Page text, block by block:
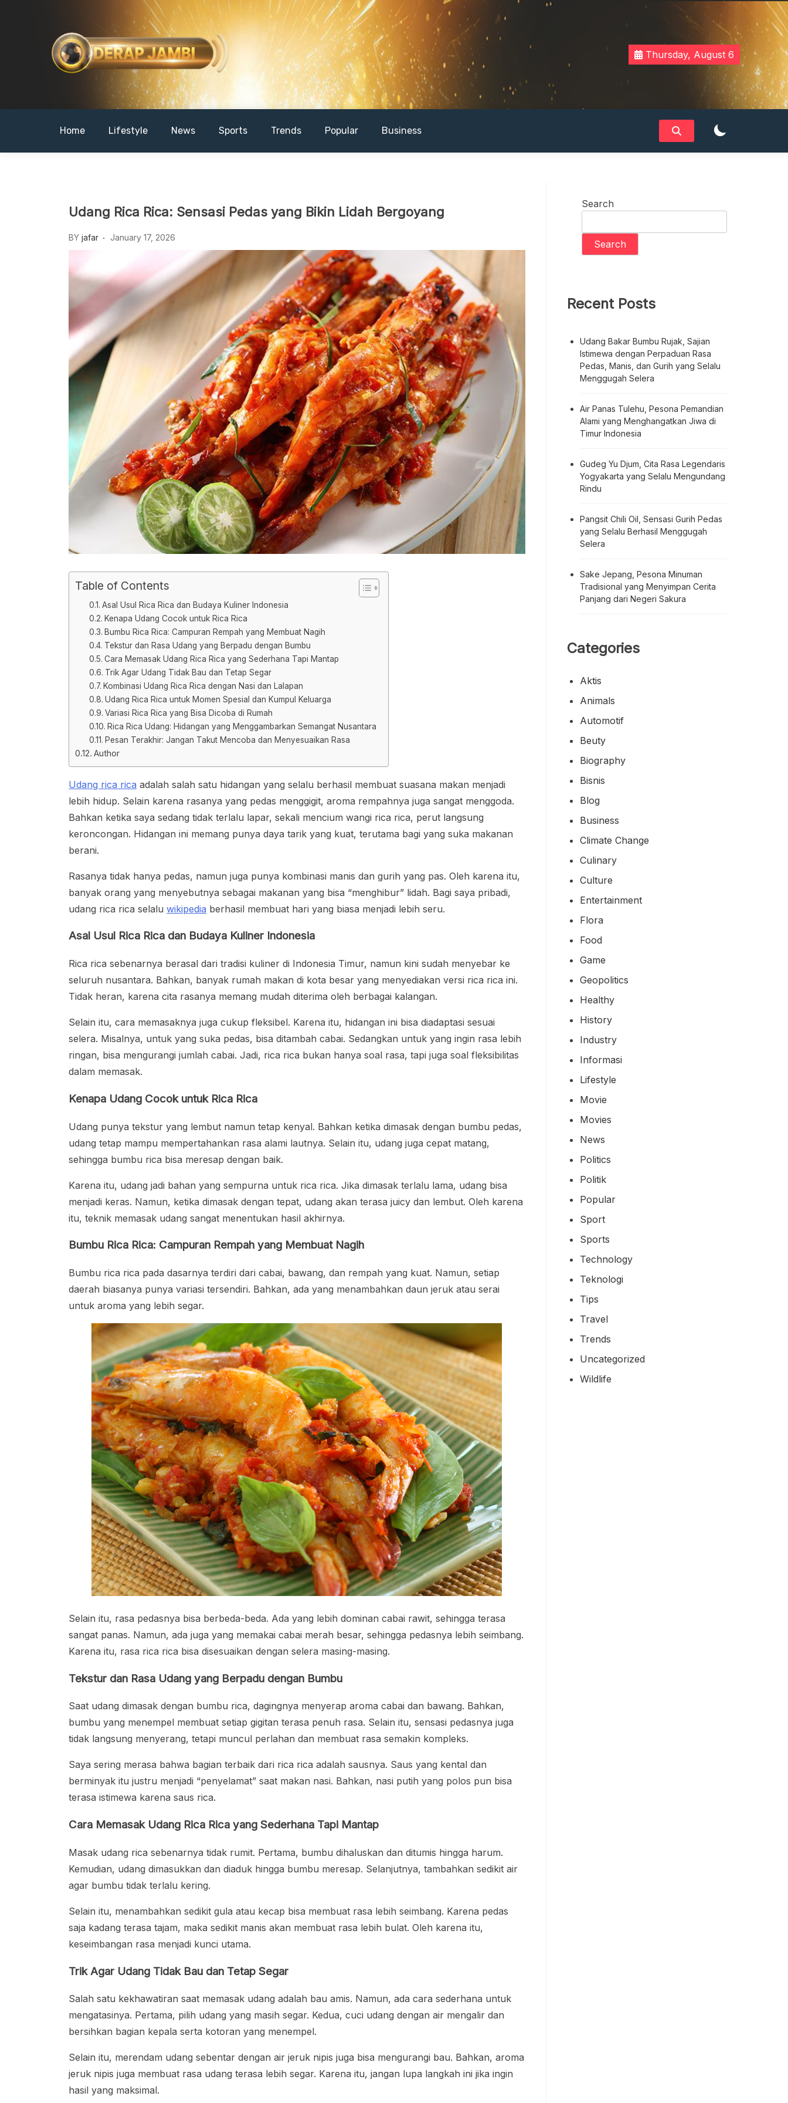
DERAPJAMBI
Thursday, August 6
Home Lifestyle News Sports Trends Popular Business
Udang Rica Rica: Sensasi Pedas yang Bikin Lidah Bergoyang
BY jafar January 17, 2026
Table of Contents
Asal Usul Rica Rica dan Budaya Kuliner Indonesia
Kenapa Udang Cocok untuk Rica Rica
Bumbu Rica Rica: Campuran Rempah yang Membuat Nagih
Tekstur dan Rasa Udang yang Berpadu dengan Bumbu
Cara Memasak Udang Rica Rica yang Sederhana Tapi Mantap
Trik Agar Udang Tidak Bau dan Tetap Segar
Kombinasi Udang Rica Rica dengan Nasi dan Lalapan
Udang Rica Rica untuk Momen Spesial dan Kumpul Keluarga
Variasi Rica Rica yang Bisa Dicoba di Rumah
Rica Rica Udang: Hidangan yang Menggambarkan Semangat Nusantara
Pesan Terakhir: Jangan Takut Mencoba dan Menyesuaikan Rasa
Author
Udang rica rica adalah salah satu hidangan yang selalu berhasil membuat suasana makan menjadi
lebih hidup. Selain karena rasanya yang pedas menggigit, aroma rempahnya juga sangat menggoda.
Bahkan ketika saya sedang tidak terlalu lapar, sekali mencium wangi rica rica, perut langsung
keroncongan. Hidangan ini memang punya daya tarik yang kuat, terutama bagi yang suka makanan
berani.
Rasanya tidak hanya pedas, namun juga punya kombinasi manis dan gurih yang pas. Oleh karena itu,
banyak orang yang menyebutnya sebagai makanan yang bisa “menghibur” lidah. Bagi saya pribadi,
udang rica rica selalu wikipedia berhasil membuat hari yang biasa menjadi lebih seru.
Asal Usul Rica Rica dan Budaya Kuliner Indonesia
Rica rica sebenarnya berasal dari tradisi kuliner di Indonesia Timur, namun kini sudah menyebar ke
seluruh nusantara. Bahkan, banyak rumah makan di kota besar yang menyediakan versi rica rica ini.
Tidak heran, karena cita rasanya memang mudah diterima oleh berbagai kalangan.
Selain itu, cara memasaknya juga cukup fleksibel. Karena itu, hidangan ini bisa diadaptasi sesuai
selera. Misalnya, untuk yang suka pedas, bisa ditambah cabai. Sedangkan untuk yang ingin rasa lebih
ringan, bisa mengurangi jumlah cabai. Jadi, rica rica bukan hanya soal rasa, tapi juga soal fleksibilitas
dalam memasak.
Kenapa Udang Cocok untuk Rica Rica
Udang punya tekstur yang lembut namun tetap kenyal. Bahkan ketika dimasak dengan bumbu pedas,
udang tetap mampu mempertahankan rasa alami lautnya. Selain itu, udang juga cepat matang,
sehingga bumbu rica bisa meresap dengan baik.
Karena itu, udang jadi bahan yang sempurna untuk rica rica. Jika dimasak terlalu lama, udang bisa
menjadi keras. Namun, ketika dimasak dengan tepat, udang akan terasa juicy dan lembut. Oleh karena
itu, teknik memasak udang sangat menentukan hasil akhirnya.
Bumbu Rica Rica: Campuran Rempah yang Membuat Nagih
Bumbu rica rica pada dasarnya terdiri dari cabai, bawang, dan rempah yang kuat. Namun, setiap
daerah biasanya punya variasi tersendiri. Bahkan, ada yang menambahkan daun jeruk atau serai
untuk aroma yang lebih segar.
Selain itu, rasa pedasnya bisa berbeda-beda. Ada yang lebih dominan cabai rawit, sehingga terasa
sangat panas. Namun, ada juga yang memakai cabai merah besar, sehingga pedasnya lebih seimbang.
Karena itu, rasa rica rica bisa disesuaikan dengan selera masing-masing.
Tekstur dan Rasa Udang yang Berpadu dengan Bumbu
Saat udang dimasak dengan bumbu rica, dagingnya menyerap aroma cabai dan bawang. Bahkan,
bumbu yang menempel membuat setiap gigitan terasa penuh rasa. Selain itu, sensasi pedasnya juga
tidak langsung menyerang, tetapi muncul perlahan dan membuat rasa semakin kompleks.
Saya sering merasa bahwa bagian terbaik dari rica rica adalah sausnya. Saus yang kental dan
berminyak itu justru menjadi “penyelamat” saat makan nasi. Bahkan, nasi putih yang polos pun bisa
terasa istimewa karena saus rica.
Cara Memasak Udang Rica Rica yang Sederhana Tapi Mantap
Masak udang rica sebenarnya tidak rumit. Pertama, bumbu dihaluskan dan ditumis hingga harum.
Kemudian, udang dimasukkan dan diaduk hingga bumbu meresap. Selanjutnya, tambahkan sedikit air
agar bumbu tidak terlalu kering.
Selain itu, menambahkan sedikit gula atau kecap bisa membuat rasa lebih seimbang. Karena pedas
saja kadang terasa tajam, maka sedikit manis akan membuat rasa lebih bulat. Oleh karena itu,
keseimbangan rasa menjadi kunci utama.
Trik Agar Udang Tidak Bau dan Tetap Segar
Salah satu kekhawatiran saat memasak udang adalah bau amis. Namun, ada cara sederhana untuk
mengatasinya. Pertama, pilih udang yang masih segar. Kedua, cuci udang dengan air mengalir dan
bersihkan bagian kepala serta kotoran yang menempel.
Selain itu, merendam udang sebentar dengan air jeruk nipis juga bisa mengurangi bau. Bahkan, aroma
jeruk nipis juga membuat rasa udang terasa lebih segar. Karena itu, jangan lupa langkah ini jika ingin
hasil yang maksimal.
Search
Search
Recent Posts
Udang Bakar Bumbu Rujak, Sajian
Istimewa dengan Perpaduan Rasa
Pedas, Manis, dan Gurih yang Selalu
Menggugah Selera
Air Panas Tulehu, Pesona Pemandian
Alami yang Menghangatkan Jiwa di
Timur Indonesia
Gudeg Yu Djum, Cita Rasa Legendaris
Yogyakarta yang Selalu Mengundang
Rindu
Pangsit Chili Oil, Sensasi Gurih Pedas
yang Selalu Berhasil Menggugah
Selera
Sake Jepang, Pesona Minuman
Tradisional yang Menyimpan Cerita
Panjang dari Negeri Sakura
Categories
Aktis
Animals
Automotif
Beuty
Biography
Bisnis
Blog
Business
Climate Change
Culinary
Culture
Entertainment
Flora
Food
Game
Geopolitics
Healthy
History
Industry
Informasi
Lifestyle
Movie
Movies
News
Politics
Politik
Popular
Sport
Sports
Technology
Teknologi
Tips
Travel
Trends
Uncategorized
Wildlife